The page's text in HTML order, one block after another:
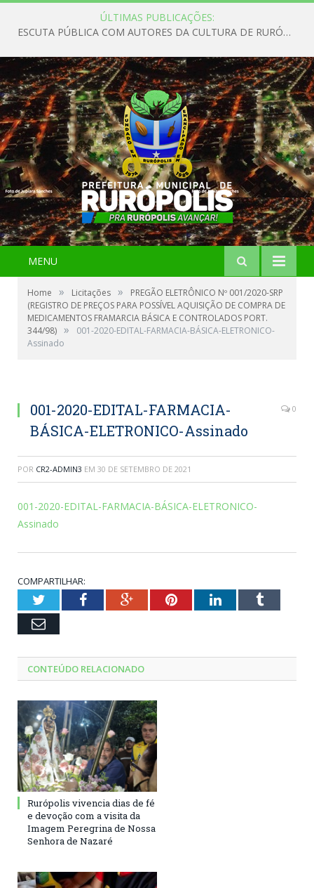
ÚLTIMAS PUBLICAÇÕES:
ESCUTA PÚBLICA COM AUTORES DA CULTURA DE RURÓPOLIS
MENU
Home » Licitações »
PREGÃO ELETRÔNICO Nº 001/2020-SRP
(REGISTRO DE PREÇOS PARA POSSÍVEL AQUISIÇÃO DE COMPRA DE
MEDICAMENTOS FRAMARCIA BÁSICA E CONTROLADOS PORT.
344/98) »
001-2020-EDITAL-FARMACIA-BÁSICA-ELETRONICO-
Assinado
001-2020-EDITAL-FARMACIA-
BÁSICA-ELETRONICO-Assinado
0
POR CR2-ADMIN3 EM 30 DE SETEMBRO DE 2021
001-2020-EDITAL-FARMACIA-BÁSICA-ELETRONICO-
Assinado
COMPARTILHAR:
TwitterFacebookGoogle+PinterestLinkedInTumblr
Email
CONTEÚDO RELACIONADO
Rurópolis vivencia dias de fé
e devoção com a visita da
Imagem Peregrina de Nossa
Senhora de Nazaré